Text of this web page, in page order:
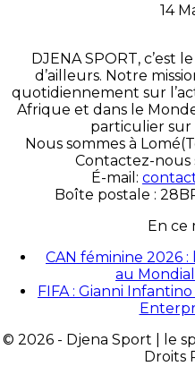
14
DJENA SPORT, c’est
d’ailleurs. Notre
quotidiennement sur
Afrique et dans le
particulier sur
Nous sommes à
Contactez-nous
É-mail:
Boîte postale :
En ce
CAN féminine 2026
au
FIFA : Gianni
© 2026 - Djena Sport | le
Droits